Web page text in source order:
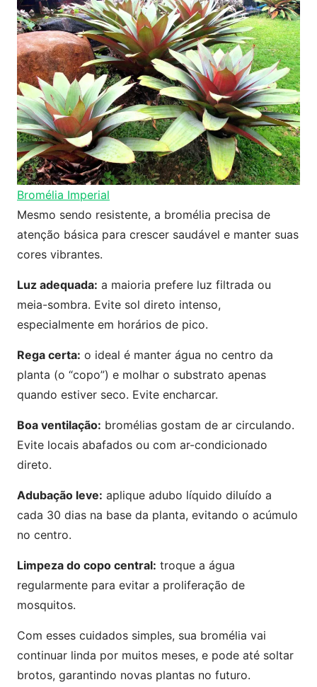
Bromélia Imperial
Mesmo sendo resistente, a bromélia precisa de
atenção básica para crescer saudável e manter suas
cores vibrantes.
Luz adequada: a maioria prefere luz filtrada ou
meia-sombra. Evite sol direto intenso,
especialmente em horários de pico.
Rega certa: o ideal é manter água no centro da
planta (o “copo”) e molhar o substrato apenas
quando estiver seco. Evite encharcar.
Boa ventilação: bromélias gostam de ar circulando.
Evite locais abafados ou com ar-condicionado
direto.
Adubação leve: aplique adubo líquido diluído a
cada 30 dias na base da planta, evitando o acúmulo
no centro.
Limpeza do copo central: troque a água
regularmente para evitar a proliferação de
mosquitos.
Com esses cuidados simples, sua bromélia vai
continuar linda por muitos meses, e pode até soltar
brotos, garantindo novas plantas no futuro.